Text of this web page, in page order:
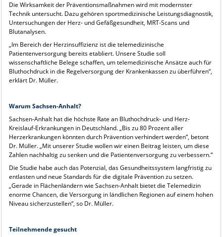
Die Wirksamkeit der Präventionsmaßnahmen wird mit modernster
Technik untersucht. Dazu gehören sportmedizinische Leistungsdiagnostik,
Untersuchungen der Herz- und Gefäßgesundheit, MRT-Scans und
Blutanalysen.
„Im Bereich der Herzinsuffizienz ist die telemedizinische
Patientenversorgung bereits etabliert. Unsere Studie soll
wissenschaftliche Belege schaffen, um telemedizinische Ansätze auch für
Bluthochdruck in die Regelversorgung der Krankenkassen zu überführen“,
erklärt Dr. Müller.
Warum Sachsen-Anhalt?
Sachsen-Anhalt hat die höchste Rate an Bluthochdruck- und Herz-
Kreislauf-Erkrankungen in Deutschland. „Bis zu 80 Prozent aller
Herzerkrankungen könnten durch Prävention verhindert werden“, betont
Dr. Müller. „Mit unserer Studie wollen wir einen Beitrag leisten, um diese
Zahlen nachhaltig zu senken und die Patientenversorgung zu verbessern.“
Die Studie habe auch das Potenzial, das Gesundheitssystem langfristig zu
entlasten und neue Standards für die digitale Prävention zu setzen.
„Gerade in Flächenländern wie Sachsen-Anhalt bietet die Telemedizin
enorme Chancen, die Versorgung in ländlichen Regionen auf einem hohen
Niveau sicherzustellen“, so Dr. Müller.
Teilnehmende gesucht